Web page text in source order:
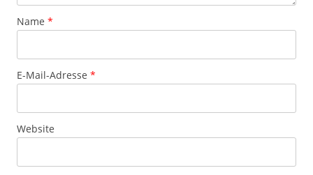
Name *
E-Mail-Adresse *
Website